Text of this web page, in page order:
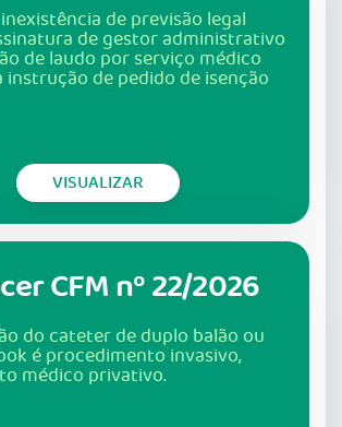
de previsão legal
de gestor administrativo
de laudo por serviço médico
de pedido de isenção
VISUALIZAR
CFM nº 22/2026
do cateter de duplo balão ou
é procedimento invasivo,
médico privativo.